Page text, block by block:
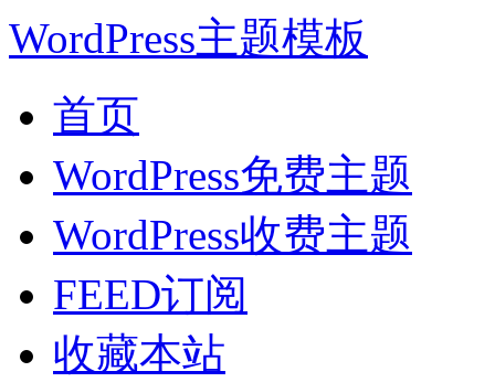
WordPress主题模板
首页
WordPress免费主题
WordPress收费主题
FEED订阅
收藏本站